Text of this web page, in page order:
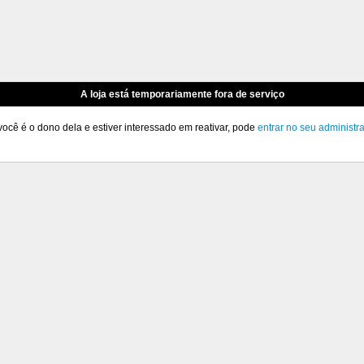
A loja está temporariamente fora de serviço
é o dono dela e estiver interessado em reativar, pode entrar no seu